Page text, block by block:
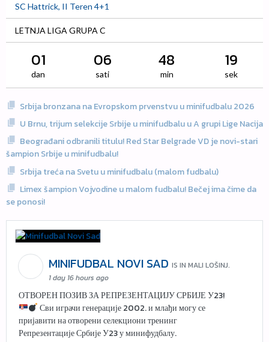
SC Hattrick, II Teren 4+1
LETNJA LIGA GRUPA C
01
dan
06
sati
48
min
18
sek
Srbija bronzana na Evropskom prvenstvu u minifudbalu 2026
U Brnu, trijum selekcije Srbije u minifudbalu u A grupi Lige Nacija
Beograđani odbranili titulu! Red Star Belgrade VD je novi-stari
šampion Srbije u minifudbalu!
Srbija treća na Svetu u minifudbalu (malom fudbalu)
Limex šampion Vojvodine u malom fudbalu! Bečej ima čime da
se ponosi!
MINIFUDBAL NOVI SAD IS IN MALI LOŠINJ.
1 day 16 hours ago
ОТВОРЕН ПОЗИВ ЗА РЕПРЕЗЕНТАЦИЈУ СРБИЈЕ У23!
Сви играчи генерације 2002. и млађи могу се
пријавити на отворени селекциони тренинг
Репрезентације Србије У23 у минифудбалу.